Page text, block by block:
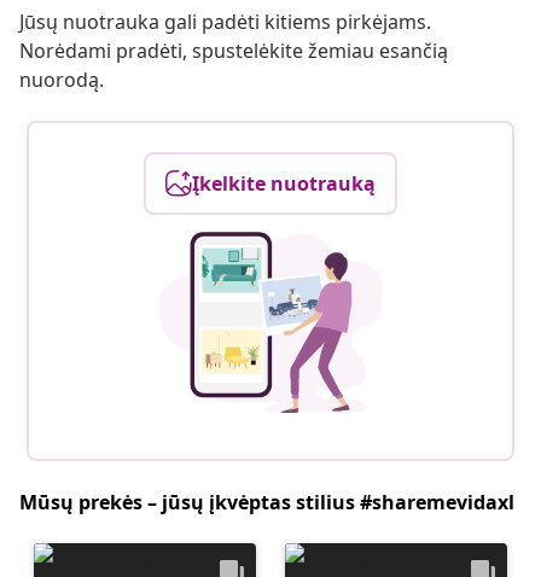
Jūsų nuotrauka gali padėti kitiems pirkėjams.
Norėdami pradėti, spustelėkite žemiau esančią
nuorodą.
Įkelkite nuotrauką
Mūsų prekės – jūsų įkvėptas stilius #sharemevidaxl